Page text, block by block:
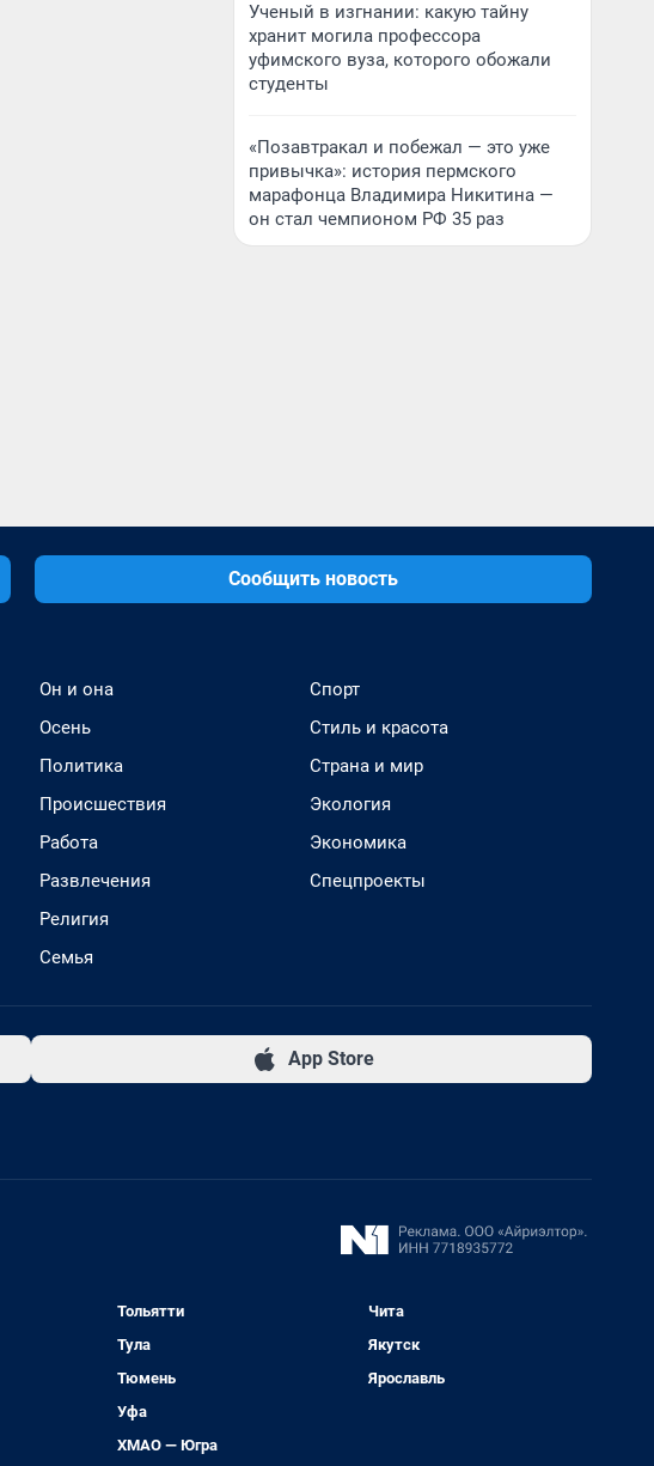
Ученый в изгнании: какую тайну
хранит могила профессора
уфимского вуза, которого обожали
студенты
«Позавтракал и побежал — это уже
привычка»: история пермского
марафонца Владимира Никитина —
он стал чемпионом РФ 35 раз
Сообщить новость
Он и она
Осень
Политика
Происшествия
Работа
Развлечения
Религия
Семья
Спорт
Стиль и красота
Страна и мир
Экология
Экономика
Спецпроекты
App Store
Тольятти
Тула
Тюмень
Уфа
ХМАО — Югра
Чита
Якутск
Ярославль